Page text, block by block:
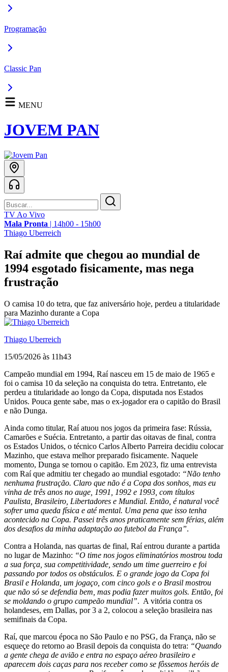
Programação
Classic Pan
MENU
JOVEM PAN
TV Ao Vivo
Mala Pronta | 14h00 - 15h00
Thiago Uberreich
Raí admite que chegou ao mundial de
1994 esgotado fisicamente, mas nega
frustração
O camisa 10 do tetra, que faz aniversário hoje, perdeu a titularidade
para Mazinho durante a Copa
Thiago Uberreich
15/05/2026 às 11h43
Campeão mundial em 1994, Raí nasceu em 15 de maio de 1965 e
foi o camisa 10 da seleção na conquista do tetra. Entretanto, ele
perdeu a titularidade ao longo da Copa, disputada nos Estados
Unidos. Pouca gente sabe, mas o ex-jogador era o capitão do Brasil
e não Dunga.
Ainda como titular, Raí atuou nos jogos da primeira fase: Rússia,
Camarões e Suécia. Entretanto, a partir das oitavas de final, contra
os Estados Unidos, o técnico Carlos Alberto Parreira decidiu colocar
Mazinho, que estava melhor preparado fisicamente. Naquele
momento, Dunga se tornou o capitão. Em 2023, fiz uma entrevista
com Raí que admitiu ter chegado ao mundial esgotado: “Não tenho
nenhuma frustração. Claro que não é a Copa dos sonhos, mas eu
vinha de três anos no auge, 1991, 1992 e 1993, com títulos
Paulista, Brasileiro, Libertadores e Mundial. Então, é natural você
sofrer uma queda física e até mental. Uma pena que isso tenha
acontecido na Copa. Passei três anos praticamente sem férias, além
dos desafios da minha adaptação ao futebol da França”.
Contra a Holanda, nas quartas de final, Raí entrou durante a partida
no lugar de Mazinho: “O time nos jogos eliminatórios mostrou toda
a sua força, sua competitividade, sendo um time guerreiro e foi
passando por todos os obstáculos. E o grande jogo da Copa foi
Brasil e Holanda, um jogaço, com cinco gols e o Brasil mostrou
que não só se defendia bem, mas podia fazer muitos gols. Então, foi
se moldando o grupo campeão mundial”. A vitória contra os
holandeses, em Dallas, por 3 a 2, colocou a seleção brasileira nas
semifinais da Copa.
Raí, que marcou época no São Paulo e no PSG, da França, não se
esqueçe do retorno ao Brasil depois da conquista do tetra: “Quando
a gente chega de avião e entra no espaço aéreo brasileiro e
aparecem dois caças para nos receber como se fôssemos heróis de